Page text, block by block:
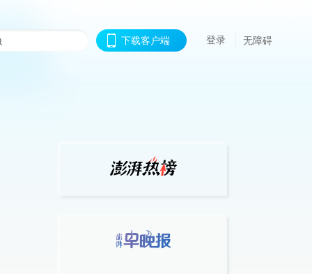
下载客户端 登录 无障碍